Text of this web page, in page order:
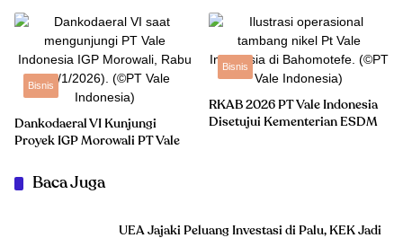
Bisnis
Dankodaeral VI Kunjungi
Proyek IGP Morowali PT Vale
Bisnis
RKAB 2026 PT Vale Indonesia
Disetujui Kementerian ESDM
Baca Juga
UEA Jajaki Peluang Investasi di Palu, KEK Jadi